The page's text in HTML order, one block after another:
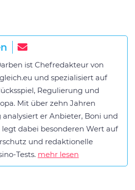
ist Chefredakteur von
und spezialisiert auf
Regulierung und
Mit über zehn Jahren
er Anbieter, Boni und
dabei besonderen Wert auf
und redaktionelle
Tests. mehr lesen